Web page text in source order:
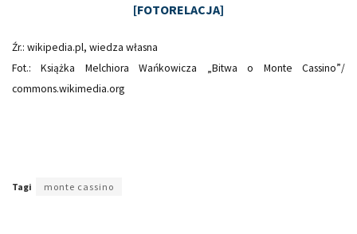
[FOTORELACJA]
Źr.: wikipedia.pl, wiedza własna
Fot.: Książka Melchiora Wańkowicza „Bitwa o Monte Cassino”/
commons.wikimedia.org
Tagi monte cassino